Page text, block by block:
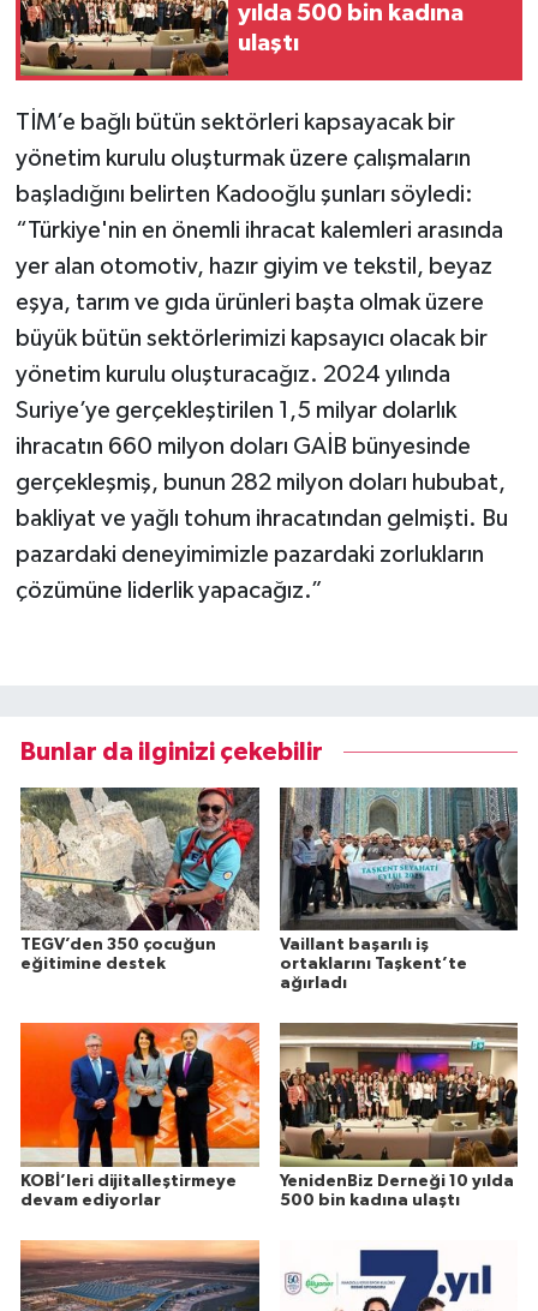
yılda 500 bin kadına
ulaştı
TİM’e bağlı bütün sektörleri kapsayacak bir
yönetim kurulu oluşturmak üzere çalışmaların
başladığını belirten Kadooğlu şunları söyledi:
“Türkiye'nin en önemli ihracat kalemleri arasında
yer alan otomotiv, hazır giyim ve tekstil, beyaz
eşya, tarım ve gıda ürünleri başta olmak üzere
büyük bütün sektörlerimizi kapsayıcı olacak bir
yönetim kurulu oluşturacağız. 2024 yılında
Suriye’ye gerçekleştirilen 1,5 milyar dolarlık
ihracatın 660 milyon doları GAİB bünyesinde
gerçekleşmiş, bunun 282 milyon doları hububat,
bakliyat ve yağlı tohum ihracatından gelmişti. Bu
pazardaki deneyimimizle pazardaki zorlukların
çözümüne liderlik yapacağız.”
Bunlar da ilginizi çekebilir
TEGV’den 350 çocuğun
eğitimine destek
Vaillant başarılı iş
ortaklarını Taşkent’te
ağırladı
KOBİ’leri dijitalleştirmeye
devam ediyorlar
YenidenBiz Derneği 10 yılda
500 bin kadına ulaştı